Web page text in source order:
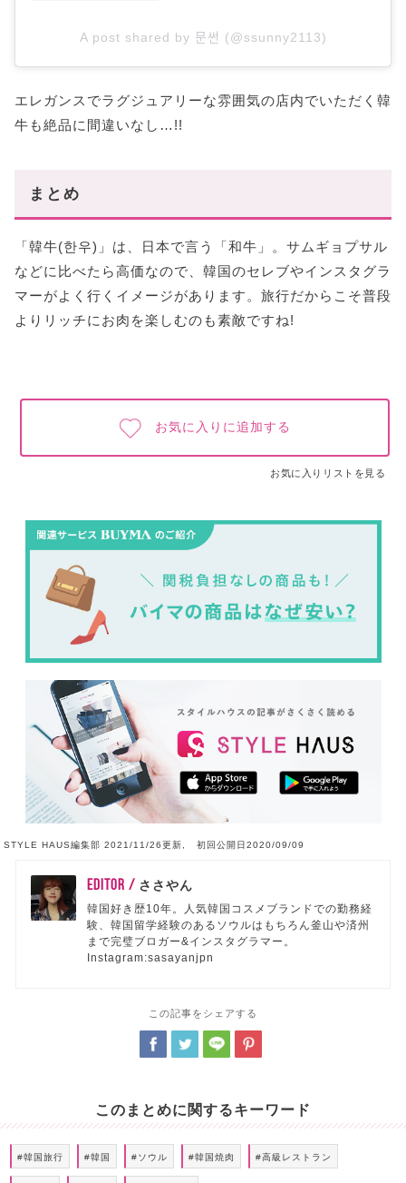
A post shared by 문썬 (@ssunny2113)
エレガンスでラグジュアリーな雰囲気の店内でいただく韓
牛も絶品に間違いなし…!!
まとめ
「韓牛(한우)」は、日本で言う「和牛」。サムギョプサル
などに比べたら高価なので、韓国のセレブやインスタグラ
マーがよく行くイメージがあります。旅行だからこそ普段
よりリッチにお肉を楽しむのも素敵ですね!
お気に入りに追加する
お気に入りリストを見る
STYLE HAUS編集部 2021/11/26更新, 初回公開日2020/09/09
EDITOR / ささやん
韓国好き歴10年。人気韓国コスメブランドでの勤務経
験、韓国留学経験のあるソウルはもちろん釜山や済州
まで完璧ブロガー&インスタグラマー。
Instagram:sasayanjpn
この記事をシェアする
このまとめに関するキーワード
#韓国旅行 #韓国 #ソウル #韓国焼肉 #高級レストラン